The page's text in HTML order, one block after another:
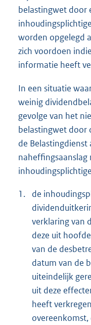
belastingwet door
worden opgelegd
zich voordoen
informatie heeft
In een situatie
weinig
gevolge van het
belastingwet door
de Belastingdienst
1.
de
verklaring van
deze uit
van de
datum van de
uiteindelijk
uit deze
heeft